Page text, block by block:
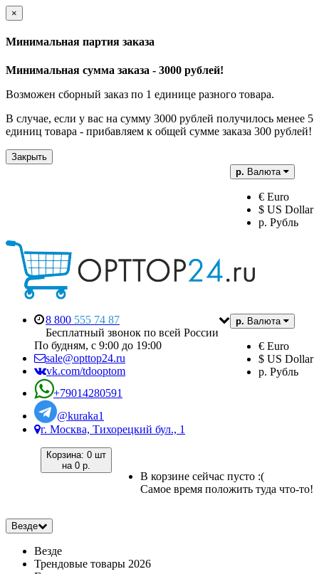
×
Минимальная партия заказа
Минимальная сумма заказа - 3000 рублей!
Возможен сборный заказ по 1 единице разного товара.
В случае, если у вас на сумму 3000 рублей получилось менее 5
единиц товара - прибавляем к общей сумме заказа 300 рублей!
Закрыть
р. Валюта
€ Euro
$ US Dollar
р. Рубль
р. Валюта
€ Euro
$ US Dollar
р. Рубль
8 800 555 74 87
Бесплатный звонок по всей России
По будням, с 9:00 до 19:00
sale@opttop24.ru
vk.com/tdooptom
+79014280591
@kuraka1
г. Москва, Тихорецкий бул., 1
Корзина: 0 шт
на 0 р.
В корзине сейчас пусто :(
Самое время положить туда что-то!
Везде
Везде
Трендовые товары 2026